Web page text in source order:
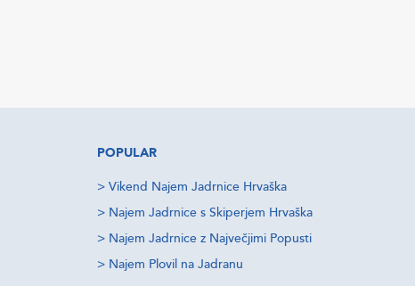
POPULAR
> Vikend Najem Jadrnice Hrvaška
> Najem Jadrnice s Skiperjem Hrvaška
> Najem Jadrnice z Največjimi Popusti
> Najem Plovil na Jadranu